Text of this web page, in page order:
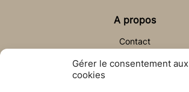
Gérer le consentement aux
cookies
A propos
Contact
Aide & Contact